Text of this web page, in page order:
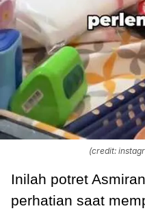
(credit:
Inilah potret
perhatian saat